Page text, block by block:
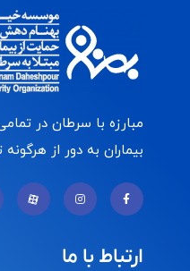
مبارزه با سرطان در
بیماران به دور از
ارتباط با ما